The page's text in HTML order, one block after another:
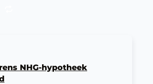
NHG-hypotheek